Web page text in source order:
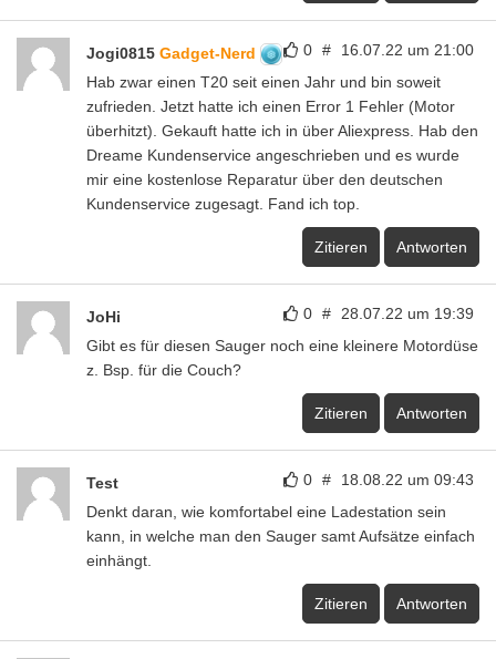
0 # 16.07.22 um 21:00
Jogi0815 Gadget-Nerd
Hab zwar einen T20 seit einen Jahr und bin soweit
zufrieden. Jetzt hatte ich einen Error 1 Fehler (Motor
überhitzt). Gekauft hatte ich in über Aliexpress. Hab den
Dreame Kundenservice angeschrieben und es wurde
mir eine kostenlose Reparatur über den deutschen
Kundenservice zugesagt. Fand ich top.
Zitieren Antworten
0 # 28.07.22 um 19:39
JoHi
Gibt es für diesen Sauger noch eine kleinere Motordüse
z. Bsp. für die Couch?
Zitieren Antworten
0 # 18.08.22 um 09:43
Test
Denkt daran, wie komfortabel eine Ladestation sein
kann, in welche man den Sauger samt Aufsätze einfach
einhängt.
Zitieren Antworten